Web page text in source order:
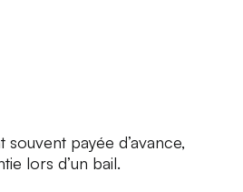
souvent payée d’avance,
lors d’un bail.